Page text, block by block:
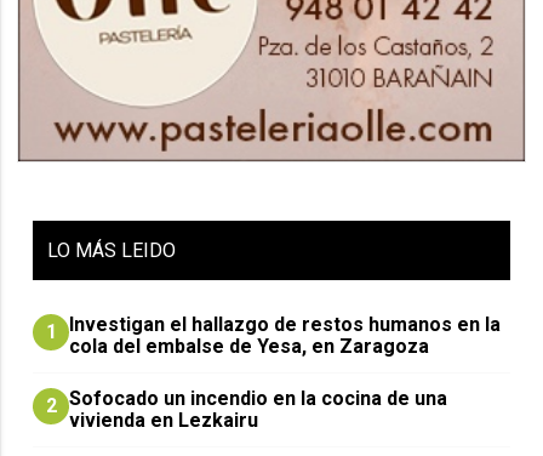
LO MÁS LEIDO
1
Investigan el hallazgo de restos humanos en la
cola del embalse de Yesa, en Zaragoza
2 Sofocado un incendio en la cocina de una
vivienda en Lezkairu